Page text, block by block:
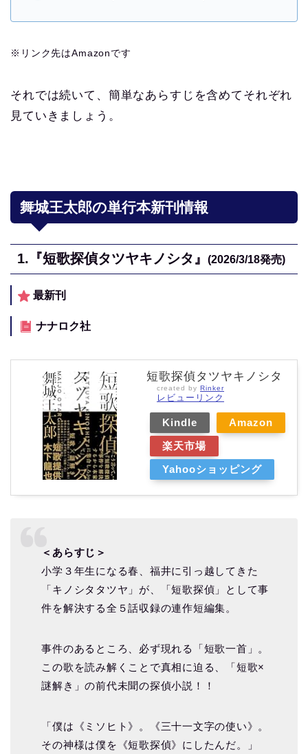
※リンク先はAmazonです
それでは続いて、簡単なあらすじを含めてそれぞれ
見ていきましょう。
舞城王太郎の単行本新刊情報
1. 『短歌探偵タツヤキノシタ』 (2026/3/18発売)
最新刊
ナナロク社
短歌探偵タツヤキノシタ
created by Rinker
レビューリンク
Kindle
Amazon
楽天市場
Yahooショッピング
＜あらすじ＞
小学３年生になる春、福井に引っ越してきた
「キノシタタツヤ」が、「短歌探偵」として事
件を解決する全５話収録の連作短編集。
事件のあるところ、必ず現れる「短歌一首」。
この歌を読み解くことで真相に迫る、「短歌×
謎解き」の前代未聞の探偵小説！！
「僕は《ミソヒト》。《三十一文字の使い》。
その神様は僕を《短歌探偵》にしたんだ。」